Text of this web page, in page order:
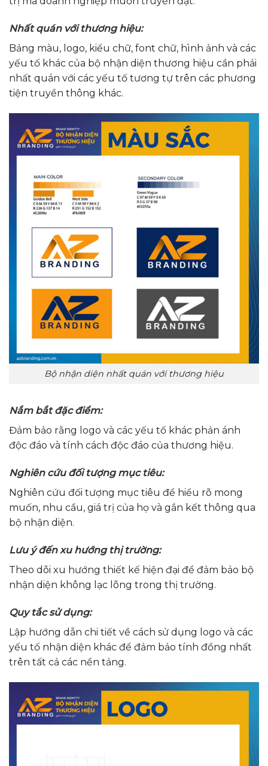
Nhất quán với thương hiệu:
Bảng màu, logo, kiểu chữ, font chữ, hình ảnh và các
yếu tố khác của bộ nhận diện thương hiệu cần phải
nhất quán với các yếu tố tương tự trên các phương
tiện truyền thông khác.
Bộ nhận diện nhất quán với thương hiệu
Nắm bắt đặc điểm:
Đảm bảo rằng logo và các yếu tố khác phản ánh
độc đáo và tính cách độc đáo của thương hiệu.
Nghiên cứu đối tượng mục tiêu:
Nghiên cứu đối tượng mục tiêu để hiểu rõ mong
muốn, nhu cầu, giá trị của họ và gắn kết thông qua
bộ nhận diện.
Lưu ý đến xu hướng thị trường:
Theo dõi xu hướng thiết kế hiện đại để đảm bảo bộ
nhận diện không lạc lõng trong thị trường.
Quy tắc sử dụng:
Lập hướng dẫn chi tiết về cách sử dụng logo và các
yếu tố nhận diện khác để đảm bảo tính đồng nhất
trên tất cả các nền tảng.